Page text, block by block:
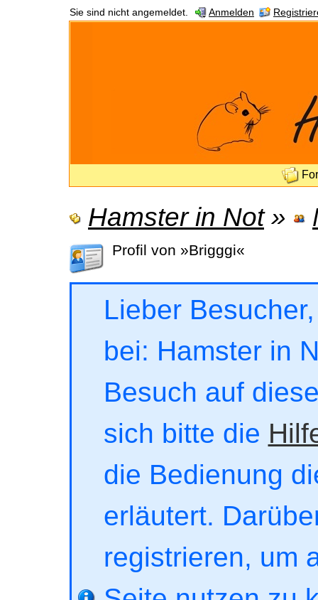
Sie sind nicht angemeldet. Anmelden
Hamster in Not»
Profil von »Brigggi«
Lieber
bei: Hamster in
Besuch auf
sich bitte die
die Bedienung
erläutert.
registrieren, um